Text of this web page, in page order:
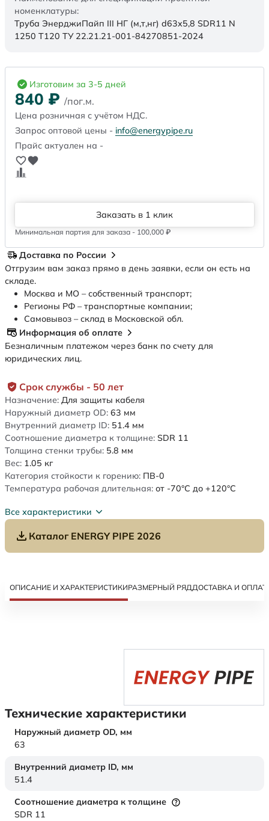
номенклатуры:
Труба ЭнерджиПайп III НГ (м,т,нг) d63x5,8 SDR11 N
1250 Т120 ТУ 22.21.21-001-84270851-2024
Срок службы - 50 лет
Назначение: Для защиты кабеля
Наружный диаметр OD: 63 мм
Внутренний диаметр ID: 51.4 мм
Соотношение диаметра к толщине: SDR 11
Толщина стенки трубы: 5.8 мм
Вес: 1.05 кг
Категория стойкости к горению: ПВ-0
Температура рабочая длительная: от -70°C до +120°C
Все характеристики
Каталог ENERGY PIPE 2026
Изготовим за 3-5 дней
840 ₽ /пог.м.
Цена розничная с учётом НДС.
Запрос оптовой цены - info@energypipe.ru
Прайс актуален на -
Заказать в 1 клик
Минимальная партия для заказа - 100,000 ₽
Доставка по России
Отгрузим вам заказ прямо в день заявки, если он есть на
складе.
Москва и МО – собственный транспорт;
Регионы РФ – транспортные компании;
Самовывоз – склад в Московской обл.
Информация об оплате
Безналичным платежом через банк по счету для
юридических лиц.
ОПИСАНИЕ И ХАРАКТЕРИСТИКИРАЗМЕРНЫЙ РЯДДОСТАВКА И
Технические характеристики
Наружный диаметр OD, мм
63
Внутренний диаметр ID, мм
51.4
Соотношение диаметра к толщине
SDR 11